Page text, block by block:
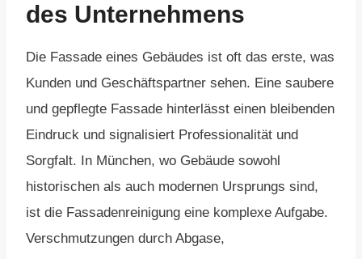
des Unternehmens
Die Fassade eines Gebäudes ist oft das erste, was
Kunden und Geschäftspartner sehen. Eine saubere
und gepflegte Fassade hinterlässt einen bleibenden
Eindruck und signalisiert Professionalität und
Sorgfalt. In München, wo Gebäude sowohl
historischen als auch modernen Ursprungs sind,
ist die Fassadenreinigung eine komplexe Aufgabe.
Verschmutzungen durch Abgase,